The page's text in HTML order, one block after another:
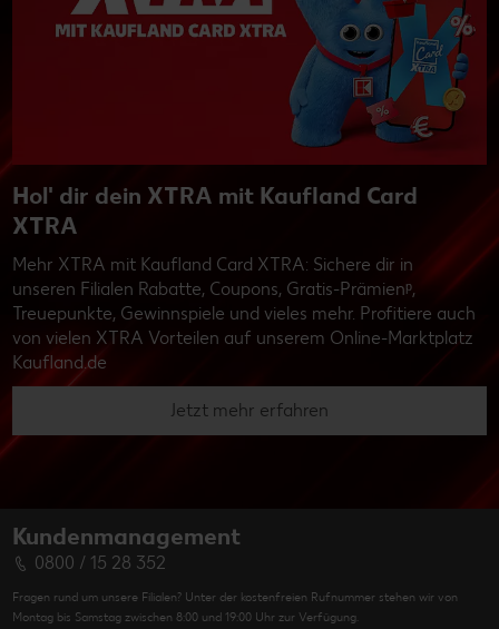
Hol' dir dein XTRA mit Kaufland Card
XTRA
Mehr XTRA mit Kaufland Card XTRA: Sichere dir in
unseren Filialen Rabatte, Coupons, Gratis-Prämienᵖ,
Treuepunkte, Gewinnspiele und vieles mehr. Profitiere auch
von vielen XTRA Vorteilen auf unserem Online-Marktplatz
Kaufland.de
Jetzt mehr erfahren
Kundenmanagement
0800 / 15 28 352
Fragen rund um unsere Filialen? Unter der kostenfreien Rufnummer stehen wir von
Montag bis Samstag zwischen 8:00 und 19:00 Uhr zur Verfügung.